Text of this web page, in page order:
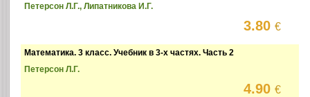
Петерсон Л.Г., Липатникова И.Г.
3.80€
Математика. 3 класс. Учебник в 3-х частях. Часть 2
Петерсон Л.Г.
4.90€